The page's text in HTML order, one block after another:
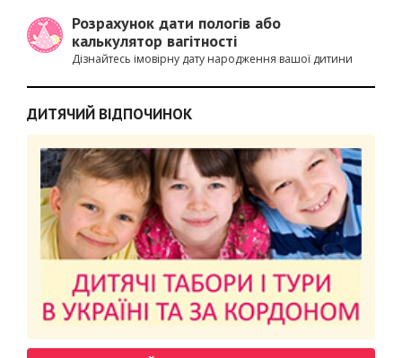
Розрахунок дати пологів або
калькулятор вагітності
Дізнайтесь імовірну дату народження вашої дитини
ДИТЯЧИЙ ВІДПОЧИНОК